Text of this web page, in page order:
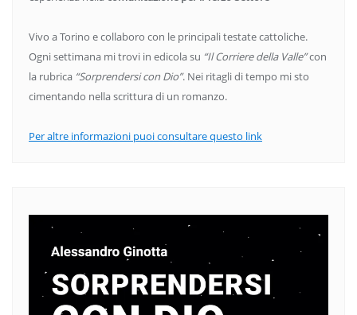
Vivo a Torino e collaboro con le principali testate cattoliche.
Ogni settimana mi trovi in edicola su “Il Corriere della Valle”con
la rubrica “Sorprendersi con Dio”. Nei ritagli di tempo mi sto
cimentando nella scrittura di un romanzo.
Per altre informazioni puoi consultare questo link